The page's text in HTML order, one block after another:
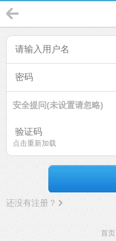
安全提问(未设置请忽略)
点击重新加载
还没有注册？
首页